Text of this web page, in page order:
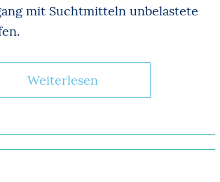
mit Suchtmitteln unbelastete
Weiterlesen